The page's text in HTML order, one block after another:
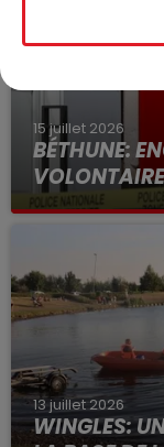
15 juillet 2026
BÉTHUNE:
Selon les
13 juillet 2026
WINGLES: